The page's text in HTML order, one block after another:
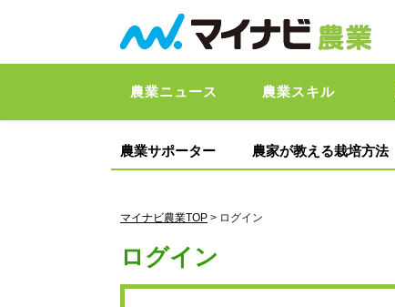
農業ニュース 農業スキル
農業サポーター 農家が教える栽培方法
マイナビ農業TOP > ログイン
ログイン